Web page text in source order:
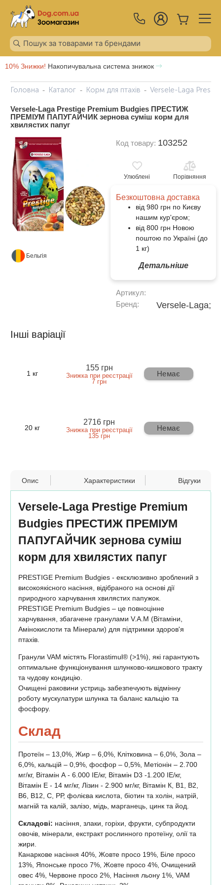
10% Знижки! Накопичувальна система знижок
Головна Каталог Корм для птахів Versele-Laga
Versele-Laga Prestige Premium Вudgies ПРЕСТИЖ
ПРЕМІУМ ПАПУГАЙЧИК зернова суміш корм для
хвилястих папуг
Бельгія
Код товару: 103252
Улюблені Порівняння
Безкоштовна доставка
від 980 грн по Києву
нашим кур'єром;
від 800 грн Новою
поштою по Україні (до
1 кг)
Детальніше
Артикул:
Бренд:
Versele-Laga;
Інші варіації
1 кг
155 грн
Знижка при реєстрації
7 грн
Немає
20 кг
2716 грн
Знижка при реєстрації
135 грн
Немає
Опис Характеристики Відгуки
Versele-Laga Prestige Premium
Вudgies ПРЕСТИЖ ПРЕМІУМ
ПАПУГАЙЧИК зернова суміш
корм для хвилястих папуг
PRESTIGE Premium Budgies - ексклюзивно зроблений з
високоякісного насіння, відібраного на основі дії
природного харчування хвилястих папужок.
PRESTIGE Premium Budgies – це повноцінне
харчування, збагачене гранулами V.A.M (Вітаміни,
Амінокислоти та Мінерали) для підтримки здоров'я
птахів.
Гранули VAM містять Florastimul® (>1%), які гарантують
оптимальне функціонування шлунково-кишкового тракту
та чудову кондицію.
Очищені раковини устриць забезпечують відмінну
роботу мускулатури шлунка та баланс кальцію та
фосфору.
Склад
Протеїн – 13,0%, Жир – 6,0%, Клітковина – 6,0%, Зола –
6,0%, кальцій – 0,9%, фосфор – 0,5%, Метіонін – 2.700
мг/кг, Вітамін А - 6.000 ІЕ/кг, Вітамін D3 -1.200 ІЕ/кг,
Вітамін Е - 14 мг/кг, Лізин - 2.900 мг/кг, Вітамін К, В1, В2,
В6, В12, С, РР, фолієва кислота, біотин та холін, натрій,
магній та калій, залізо, мідь, марганець, цинк та йод.
Складові: насіння, злаки, горіхи, фрукти, субпродукти
овочів, мінерали, екстракт рослинного протеїну, олії та
жири.
Канаркове насіння 40%, Жовте просо 19%, Біле просо
13%, Японське просо 7%, Жовте просо 4%, Очищений
овес 4%, Червоне просо 2%, Насіння льону 1%, VAM